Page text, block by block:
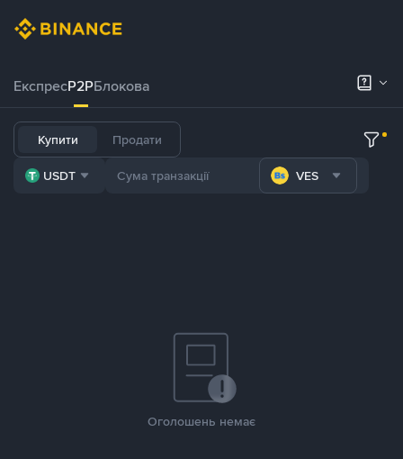
ЕкспресP2PБлокова
Купити Продати
USDT VES
Оголошень немає